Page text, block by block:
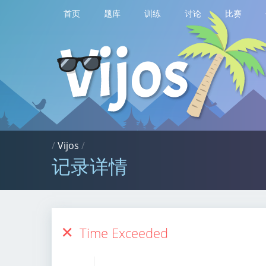
首页 题库 训练 讨论 比赛
/Vijos /
记录详情
Time Exceeded